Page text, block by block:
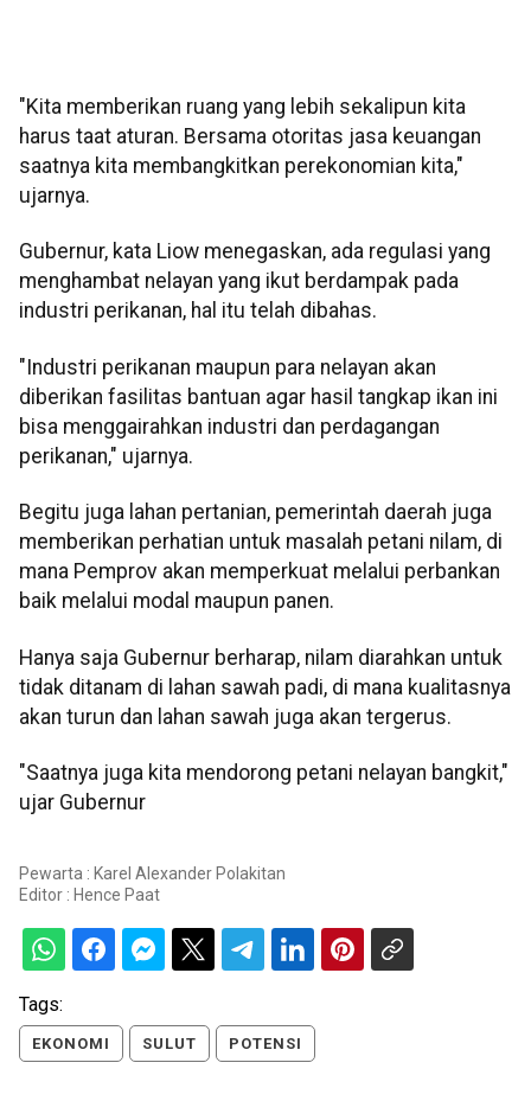
"Kita memberikan ruang yang lebih sekalipun kita
harus taat aturan. Bersama otoritas jasa keuangan
saatnya kita membangkitkan perekonomian kita,"
ujarnya.
Gubernur, kata Liow menegaskan, ada regulasi yang
menghambat nelayan yang ikut berdampak pada
industri perikanan, hal itu telah dibahas.
"Industri perikanan maupun para nelayan akan
diberikan fasilitas bantuan agar hasil tangkap ikan ini
bisa menggairahkan industri dan perdagangan
perikanan," ujarnya.
Begitu juga lahan pertanian, pemerintah daerah juga
memberikan perhatian untuk masalah petani nilam, di
mana Pemprov akan memperkuat melalui perbankan
baik melalui modal maupun panen.
Hanya saja Gubernur berharap, nilam diarahkan untuk
tidak ditanam di lahan sawah padi, di mana kualitasnya
akan turun dan lahan sawah juga akan tergerus.
"Saatnya juga kita mendorong petani nelayan bangkit,"
ujar Gubernur
Pewarta : Karel Alexander Polakitan
Editor : Hence Paat
Tags:
EKONOMI SULUT POTENSI